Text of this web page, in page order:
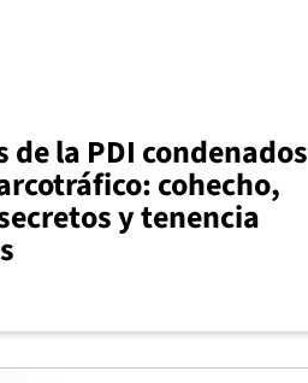
de la PDI condenados
cohecho,
y tenencia